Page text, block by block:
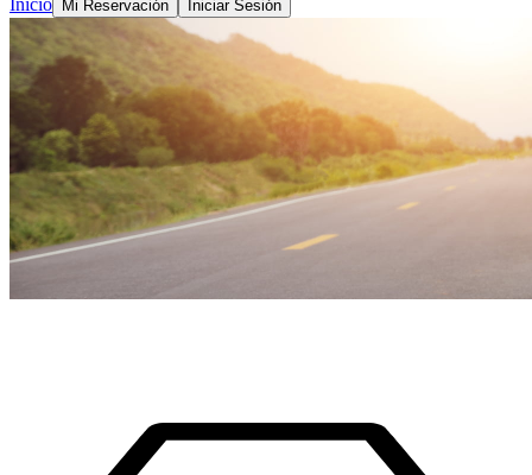
Inicio Mi Reservación Iniciar Sesión